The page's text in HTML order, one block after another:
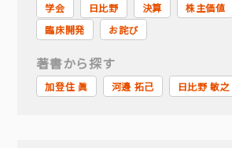
学会
日比野 決算 株主価値
臨床開発
お詫び
著書から探す
加登住 眞 河邊 拓己 日比野 敏之